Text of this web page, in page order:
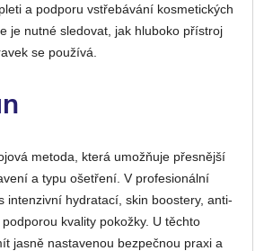
a podporu vstřebávání kosmetických
je nutné sledovat, jak hluboko přístroj
se používá.
metoda, která umožňuje přesnější
a typu ošetření. V profesionální
intenzivní hydratací, skin boostery, anti-
kvality pokožky. U těchto
jasně nastavenou bezpečnou praxi a